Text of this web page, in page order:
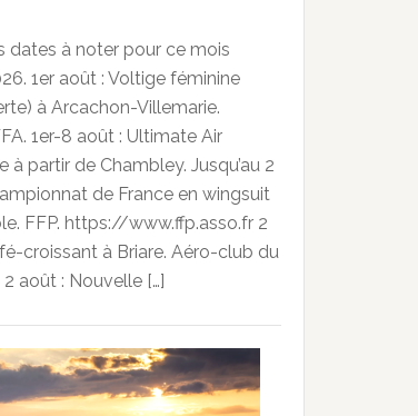
dates à noter pour ce mois
1er août : Voltige féminine
à Arcachon-Villemarie.
1er-8 août : Ultimate Air
à partir de Chambley. Jusqu’au 2
de France en wingsuit
FFP. https://www.ffp.asso.fr 2
croissant à Briare. Aéro-club du
2 août : Nouvelle […]